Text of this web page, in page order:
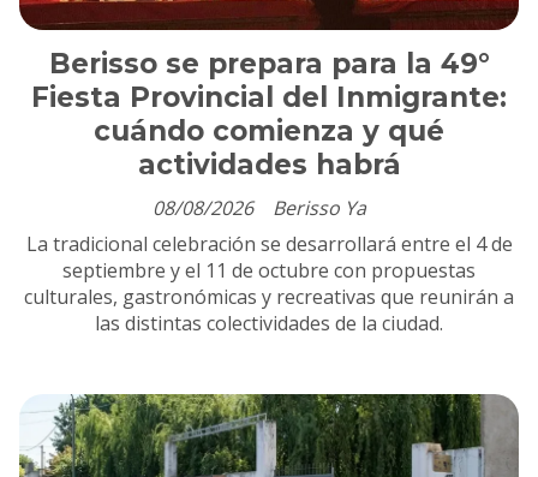
Berisso se prepara para la 49°
Fiesta Provincial del Inmigrante:
cuándo comienza y qué
actividades habrá
Berisso Ya
08/08/2026
La tradicional celebración se desarrollará entre el 4 de
septiembre y el 11 de octubre con propuestas
culturales, gastronómicas y recreativas que reunirán a
las distintas colectividades de la ciudad.